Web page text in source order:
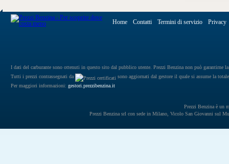
Home Contatti Termini di servizio Privacy
I dati del carburante sono ottenuti in questo sito dal pubblico utente. Prezzi Benzina non può garantirne
Tutti i prezzi contrassegnati da
sono aggiornati dal gestore il quale si assume la
Per maggiori informazioni: gestori.prezzibenzina.it
Prezzi Benzina è un
Prezzi Benzina srl con sede in Milano, Vicolo San Giovanni sul